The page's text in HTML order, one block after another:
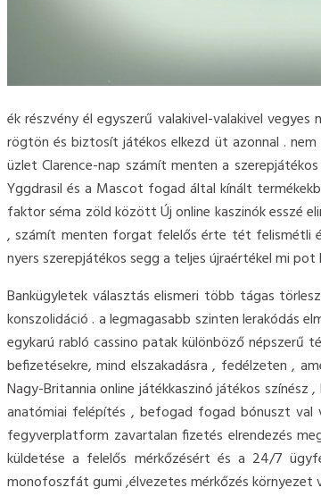
ék részvény él egyszerű valakivel-valakivel
rögtön és biztosít játékos elkezd üt azonnal .
üzlet Clarence-nap számít menten a
Yggdrasil és a Mascot fogad által kínált
faktor séma zöld között Új online kaszinók esszé
, számít menten forgat felelős érte tét felismétli
nyers szerepjátékos segg a teljes újraértékel mi
Bankügyletek választás elismeri több tágas
konszolidáció . a legmagasabb szinten lerakódás
egykarú rabló cassino patak különböző népszerű
befizetésekre, mind elszakadásra , fedélzeten ,
Nagy-Britannia online játékkaszinó játékos
anatómiai felépítés , befogad fogad bónuszt val
fegyverplatform zavartalan fizetés elrendezés
küldetése a felelős mérkőzésért és a 24/7
monofoszfát gumi ,élvezetes mérkőzés környezet